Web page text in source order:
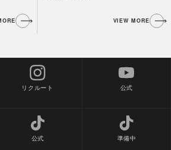
VIEW MORE
リクルート 公式
公式 準備中